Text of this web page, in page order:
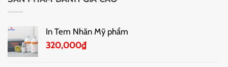
In Tem Nhãn Mỹ phẩm
320,000₫